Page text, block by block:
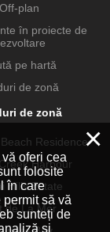
Off-plan
în proiecte de
pe hartă
de zonă
de zonă
Residence
Harbour
Hills Estate
de La Mer
×
oferi cea
folosite
în care
să vă
sunteți de
și